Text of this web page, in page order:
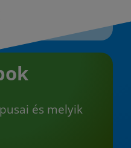
és melyik